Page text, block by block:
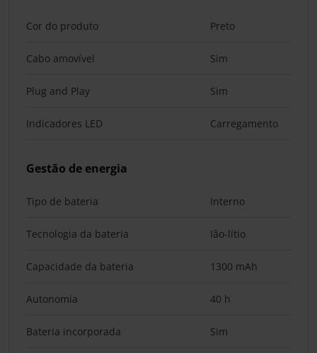
Cor do produto Preto
Cabo amovível Sim
Plug and Play Sim
Indicadores LED Carregamento
Gestão de energia
Tipo de bateria Interno
Tecnologia da bateria Ião-lítio
Capacidade da bateria 1300 mAh
Autonomia 40 h
Bateria incorporada Sim